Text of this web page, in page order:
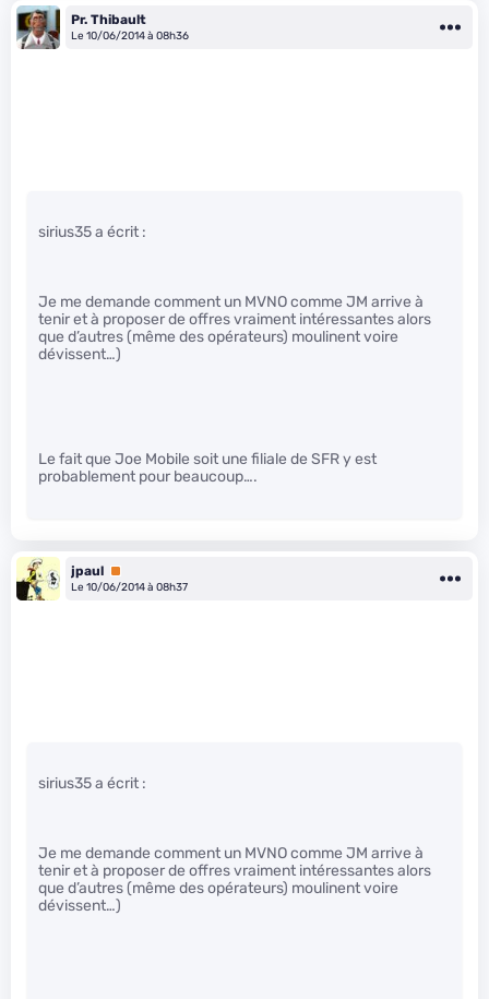
Pr. Thibault
Le 10/06/2014 à 08h36
sirius35 a écrit :
Je me demande comment un MVNO comme JM arrive à
tenir et à proposer de offres vraiment intéressantes alors
que d’autres (même des opérateurs) moulinent voire
dévissent…)
Le fait que Joe Mobile soit une filiale de SFR y est
probablement pour beaucoup….
jpaul Premium
Le 10/06/2014 à 08h37
sirius35 a écrit :
Je me demande comment un MVNO comme JM arrive à
tenir et à proposer de offres vraiment intéressantes alors
que d’autres (même des opérateurs) moulinent voire
dévissent…)